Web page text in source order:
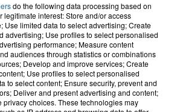
do the following data processing based on
legitimate interest: Store and/or access
Use limited data to select advertising; Create
advertising; Use profiles to select personalised
performance; Measure content
audiences through statistics or combinations
Develop and improve services; Create
Use profiles to select personalised
to select content; Ensure security, prevent and
Deliver and present advertising and content;
privacy choices. These technologies may